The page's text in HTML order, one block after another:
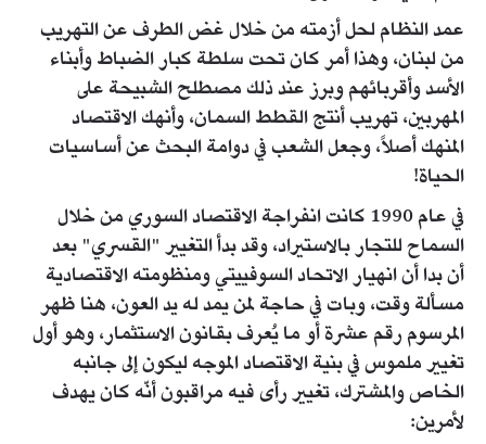
عمد النظام لحل أزمته من خلال غض الطرف عن التهريب
من لبنان، وهذا أمر كان تحت سلطة كبار الضباط وأبناء
الأسد وأقربائهم وبرز عند ذلك مصطلح الشبيحة على
المهربين، تهريب أنتج القطط السمان، وأنهك الاقتصاد
المنهك أصلاً، وجعل الشعب في دوامة البحث عن أساسيات
الحياة!
في عام 1990 كانت انفراجة الاقتصاد السوري من خلال
السماح للتجار بالاستيراد، وقد بدأ التغيير "القسري" بعد
أن بدا أن انهيار الاتحاد السوفييتي ومنظومته الاقتصادية
مسألة وقت، وبات في حاجة لمن يمد له يد العون، هنا ظهر
المرسوم رقم عشرة أو ما يُعرف بقانون الاستثمار، وهو أول
تغيير ملموس في بنية الاقتصاد الموجه ليكون إلى جانبه
الخاص والمشترك، تغيير رأى فيه مراقبون أنّه كان يهدف
لأمرين: